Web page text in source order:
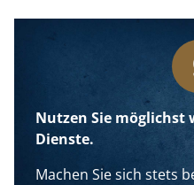
Nutzen Sie möglichst
Dienste.
Machen Sie sich stets